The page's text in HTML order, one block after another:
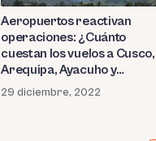
Aeropuertos reactivan
operaciones: ¿Cuánto
cuestan los vuelos a Cusco,
Arequipa, Ayacuho y
Juliaca?
29 diciembre, 2022